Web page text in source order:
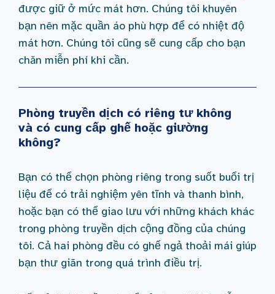
được giữ ở mức mát hơn. Chúng tôi khuyên
bạn nên mặc quần áo phù hợp để có nhiệt độ
mát hơn. Chúng tôi cũng sẽ cung cấp cho bạn
chăn miễn phí khi cần.
Phòng truyền dịch có riêng tư không
và có cung cấp ghế hoặc giường
không?
Bạn có thể chọn phòng riêng trong suốt buổi trị
liệu để có trải nghiệm yên tĩnh và thanh bình,
hoặc bạn có thể giao lưu với những khách khác
trong phòng truyền dịch cộng đồng của chúng
tôi. Cả hai phòng đều có ghế ngả thoải mái giúp
bạn thư giãn trong quá trình điều trị.